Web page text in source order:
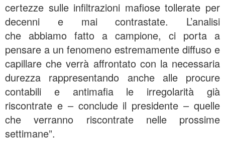
certezze sulle infiltrazioni mafiose tollerate per
decenni e mai contrastate. L’analisi
che abbiamo fatto a campione, ci porta a
pensare a un fenomeno estremamente diffuso e
capillare che verrà affrontato con la necessaria
durezza rappresentando anche alle procure
contabili e antimafia le irregolarità già
riscontrate e – conclude il presidente – quelle
che verranno riscontrate nelle prossime
settimane”.